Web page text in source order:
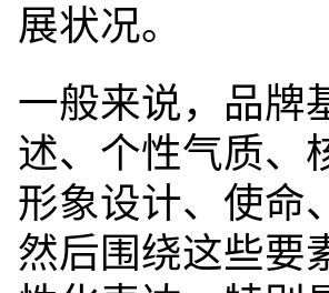
展状况。
一般来说，品牌
述、个性气质、
形象设计、使命
然后围绕这些要